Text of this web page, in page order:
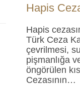
Hapis
Hapis
Türk Ceza
çevrilmesi,
pişmanlığa
öngörülen
Cezasının…